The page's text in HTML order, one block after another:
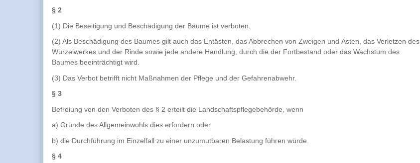
§ 2
(1) Die Beseitigung und Beschädigung der Bäume ist verboten.
(2) Als Beschädigung des Baumes gilt auch das Entästen, das Abbrechen von Zweigen und Ästen, das Verletzen des
Wurzelwerkes und der Rinde sowie jede andere Handlung, durch die der Fortbestand oder das Wachstum des
Baumes beeinträchtigt wird.
(3) Das Verbot betrifft nicht Maßnahmen der Pflege und der Gefahrenabwehr.
§ 3
Befreiung von den Verboten des § 2 erteilt die Landschaftspflegebehörde, wenn
a) Gründe des Allgemeinwohls dies erfordern oder
b) die Durchführung im Einzelfall zu einer unzumutbaren Belastung führen würde.
§ 4